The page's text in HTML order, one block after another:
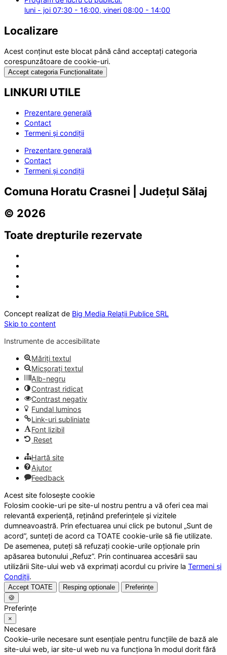
luni - joi 07:30 - 16:00, vineri 08:00 - 14:00
Localizare
Acest conținut este blocat până când acceptați categoria
corespunzătoare de cookie-uri.
Accept categoria Funcționalitate
LINKURI UTILE
Prezentare generală
Contact
Termeni și condiții
Prezentare generală
Contact
Termeni și condiții
Comuna Horatu Crasnei | Județul Sălaj
© 2026
Toate drepturile rezervate
Concept realizat de Big Media Relații Publice SRL
Skip to content
Instrumente de accesibilitate
Măriți textul
Micșorați textul
Alb-negru
Contrast ridicat
Contrast negativ
Fundal luminos
Link-uri subliniate
Font lizibil
Reset
Hartă site
Ajutor
Feedback
Acest site folosește cookie
Folosim cookie-uri pe site-ul nostru pentru a vă oferi cea mai
relevantă experiență, reținând preferințele și vizitele
dumneavoastră. Prin efectuarea unui click pe butonul „Sunt de
acord”, sunteți de acord ca TOATE cookie-urile să fie utilizate.
De asemenea, puteți să refuzați cookie-urile opționale prin
apăsarea butonului „Refuz”. Prin continuarea accesării sau
utilizării Site-ului web vă exprimați acordul cu privire la Termeni și
Condiții.
Accept TOATE Resping opționale
Preferințe
🍪
Preferințe
×
Necesare
Cookie-urile necesare sunt esențiale pentru funcțiile de bază ale
site-ului web, iar site-ul web nu va funcționa în modul dorit fără